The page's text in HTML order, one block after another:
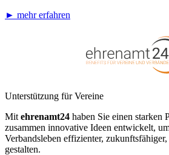
► mehr erfahren
Unterstützung für Vereine
Mit ehrenamt24 haben Sie einen starken
zusammen innovative Ideen entwickelt,
Verbandsleben effizienter,
gestalten.